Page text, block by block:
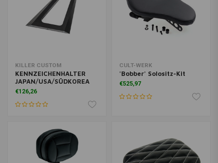
KILLER CUSTOM
KENNZEICHENHALTER
JAPAN/USA/SÜDKOREA
€126,26
CULT-WERK
'Bobber' Solositz-Kit
€525,97